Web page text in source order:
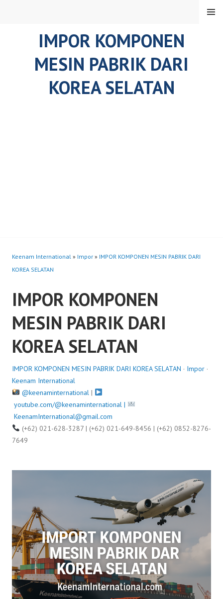
IMPOR KOMPONEN
MESIN PABRIK DARI
KOREA SELATAN
MENU
Keenam International » Impor » IMPOR KOMPONEN MESIN PABRIK DARI
KOREA SELATAN
IMPOR KOMPONEN
MESIN PABRIK DARI
KOREA SELATAN
IMPOR KOMPONEN MESIN PABRIK DARI KOREA SELATAN · Impor ·
Keenam International
@keenaminternational|
youtube.com/@keenaminternational |
KeenamInternational@gmail.com
(+62) 021-628-3287 | (+62) 021-649-8456 | (+62) 0852-8276-
7649